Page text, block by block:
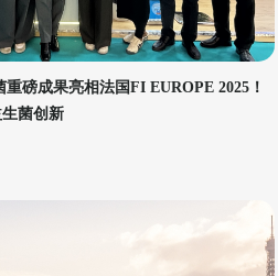
磅成果亮相法国FI EUROPE 2025！
菌创新